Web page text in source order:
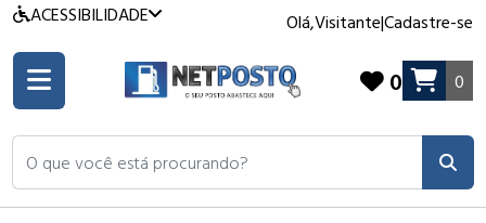
ACESSIBILIDADE Olá,Visitante|Cadastre-se
O que você está procurando?
0 0